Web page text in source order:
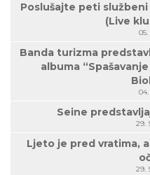
Poslušajte peti
(Live
05.
Banda turizma
albuma
Seine
29.
Ljeto je pred vratima,
29.